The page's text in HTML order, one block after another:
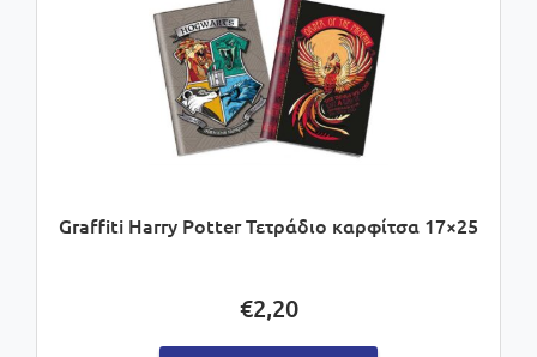
Graffiti Harry Potter Τετράδιο καρφίτσα 17×25
€2,20